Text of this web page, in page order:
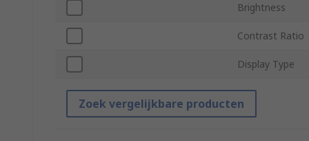
Brightness
Contrast Ratio
Display Type
Zoek vergelijkbare producten